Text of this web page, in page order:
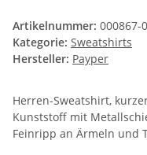
Artikelnummer: 000867-
Kategorie: Sweatshirts
Hersteller: Payper
Herren-Sweatshirt,
Kunststoff mit
Feinripp an Ärmeln und